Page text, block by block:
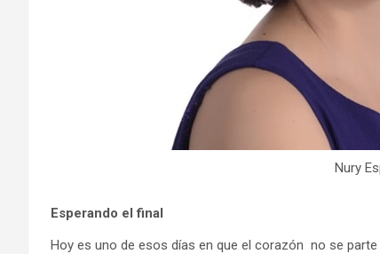
Nury
Esperando el final
Hoy es uno de esos días en que el corazón no se